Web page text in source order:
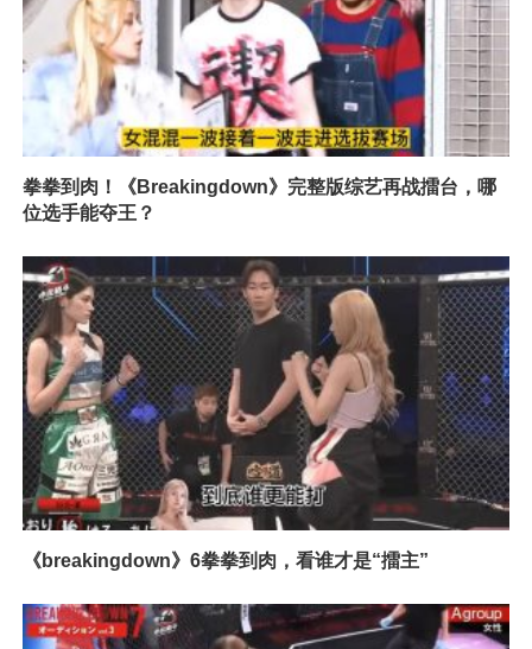
拳拳到肉！《Breakingdown》完整版综艺再战擂台，哪
位选手能夺王？
《breakingdown》6拳拳到肉，看谁才是“擂主”